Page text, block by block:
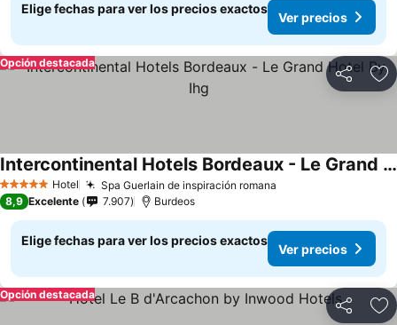
Elige fechas para ver los precios exactos
Ver precios
Compartir
Opción destacada
5 Estrellas Hotel Spa Guerlain de inspiración romana
Intercontinental Hotels Bordeaux - Le Grand Hotel By Ihg
8,9 Excelente 7.907 Burdeos
Elige fechas para ver los precios exactos
Ver precios
Compartir
Opción destacada